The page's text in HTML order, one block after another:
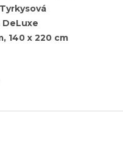
DeLuxe
140 x 220 cm